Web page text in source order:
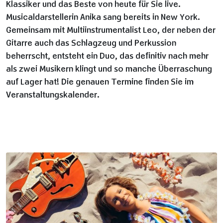
Klassiker und das Beste von heute für Sie live.
Musicaldarstellerin Anika sang bereits in New York.
Gemeinsam mit Multiinstrumentalist Leo, der neben der
Gitarre auch das Schlagzeug und Perkussion
beherrscht, entsteht ein Duo, das definitiv nach mehr
als zwei Musikern klingt und so manche Überraschung
auf Lager hat! Die genauen Termine finden Sie im
Veranstaltungskalender.